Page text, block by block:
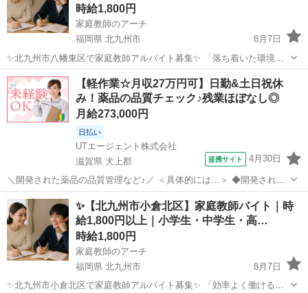
時給1,800円
家庭教師のアーチ
福岡県 北九州市
8月7日
✨北九州市八幡東区で家庭教師アルバイト募集✨ 「落ち着いた環境で
できるアルバイトを探している」 「八幡東区で家庭教師の仕事に興味
がある」 「子どもの学習を丁寧にサポートしたい」 そんな方におすす
めの家庭教師バ...
福岡 北九州市 家庭教師 時給
【軽作業☆月収27万円可】日勤&土日祝休
み！薬品の品質チェック♪残業ほぼなし◎
月給273,000円
日払い
UTエージェント株式会社
滋賀県 犬上郡
提携サイト 4月30日
＼開発された薬品の品質管理など♪／ ＜具体的には…＞ ◆開発された
薬品の品質チェック ◆薬品の性能・性質の説明をするためのQC作業
→QCとは品質管理(QualityControl)のことです！ ◆薬品の測定検査 ◆
試験の...
滋賀 犬上郡 その他
✨【北九州市小倉北区】家庭教師バイト｜時
給1,800円以上｜小学生・中学生・高…
時給1,800円
家庭教師のアーチ
福岡県 北九州市
8月7日
✨北九州市小倉北区で家庭教師アルバイト募集✨ 「効率よく働けるア